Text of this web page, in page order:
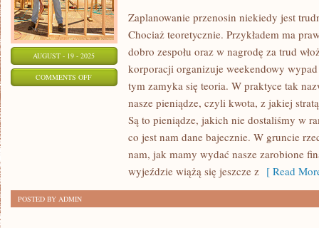
AUGUST - 19 - 2025
COMMENTS OFFON
ZAPLANOWANIE
Zaplanowanie przenosin niekiedy jest
Chociaż teoretycznie. Przykładem ma
dobro zespołu oraz w nagrodę za trud
korporacji organizuje weekendowy
tym zamyka się teoria. W praktyce tak
nasze pieniądze, czyli kwota, z jakiej
Są to pieniądze, jakich nie dostaliśmy w
co jest nam dane bajecznie. W gruncie
nam, jak mamy wydać nasze zarobione
wyjeździe wiążą się jeszcze z [ Read
POSTED BY ADMIN